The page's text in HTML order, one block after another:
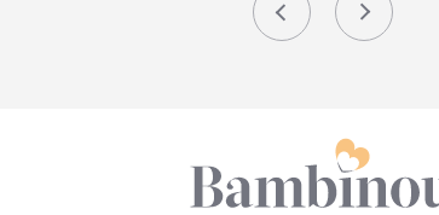
PrécédentSuivant